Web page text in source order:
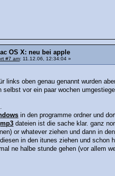
OS X: neu bei apple
#7 am: 11.12.06, 12:34:04 »
links oben genau genannt wurden
vor ein paar wochen
in den programme ordner und
mp3 dateien ist die sache klar. ganz
or whatever ziehen und dann in
in den itunes ziehen und schon
ne halbe stunde gehen (vor allem